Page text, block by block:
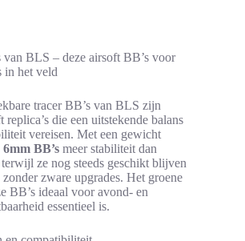
BLS – deze airsoft BB’s voor
in het veld
tracer BB’s van BLS zijn
die een uitstekende balans
vereisen. Met een gewicht
6mm BB’s meer stabiliteit dan
ze nog steeds geschikt blijven
zware upgrades. Het groene
BB’s ideaal voor avond- en
essentieel is.